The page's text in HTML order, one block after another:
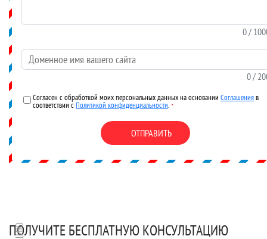
0/
Доменное имя вашего сайта
0/
Согласен с обработкой моих персональных данных на основании Соглашенияв
соответствии сПолитикой конфиденциальности *
ОТПРАВИТЬ
ПОЛУЧИТЕ БЕСПЛАТНУЮ КОНСУЛЬТАЦИЮ